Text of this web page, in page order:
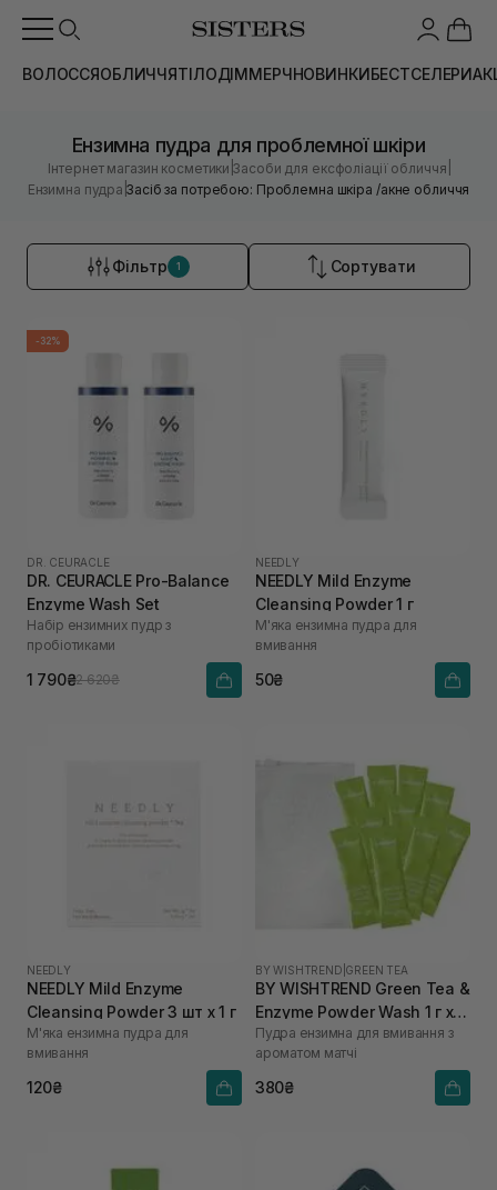
ВОЛОССЯОБЛИЧЧЯТІЛОДІММЕРЧНОВИНКИБЕСТСЕЛЕРИ
Ензимна пудра для проблемної шкіри
Інтернет магазин косметики |Засоби для ексфоліації обличчя
Ензимна пудра |Засіб за потребою: Проблемна шкіра /акне обличчя
Фільтр 1 Сортувати
-32%
DR. CEURACLE
DR. CEURACLE Pro-Balance
Enzyme Wash Set
Набір ензимних пудр з
пробіотиками
1 790₴2 620₴
NEEDLY
NEEDLY Mild Enzyme
Cleansing Powder 1 г
М'яка ензимна пудра для
вмивання
50₴
NEEDLY
NEEDLY Mild Enzyme
Cleansing Powder 3 шт х 1 г
М'яка ензимна пудра для
вмивання
120₴
BY WISHTREND GREEN TEA
BY WISHTREND Green Tea &
Enzyme Powder Wash 1 г х
10 шт
Пудра ензимна для вмивання з
ароматом матчі
380₴